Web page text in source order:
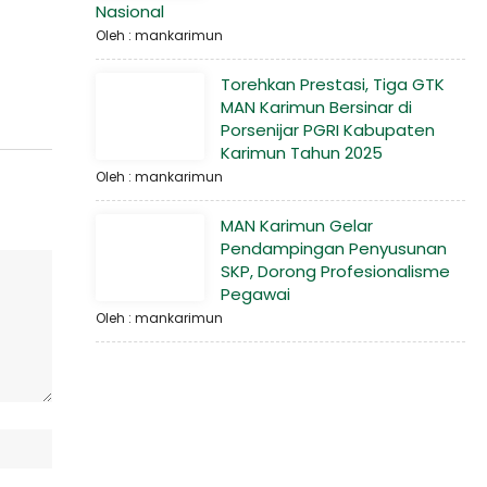
Nasional
Oleh : mankarimun
Torehkan Prestasi, Tiga GTK
MAN Karimun Bersinar di
Porsenijar PGRI Kabupaten
Karimun Tahun 2025
Oleh : mankarimun
MAN Karimun Gelar
Pendampingan Penyusunan
SKP, Dorong Profesionalisme
Pegawai
Oleh : mankarimun